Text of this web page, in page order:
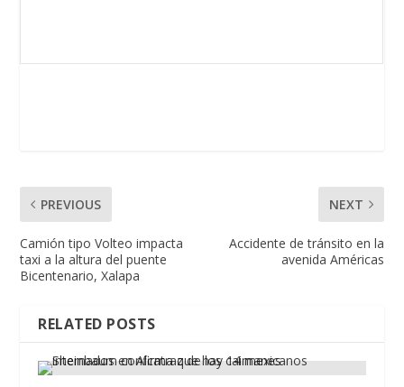
PREVIOUS
Camión tipo Volteo impacta
taxi a la altura del puente
Bicentenario, Xalapa
NEXT
Accidente de tránsito en la
avenida Américas
RELATED POSTS